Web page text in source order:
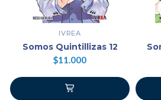
IVREA
Somos Quintillizas 12
$11.000